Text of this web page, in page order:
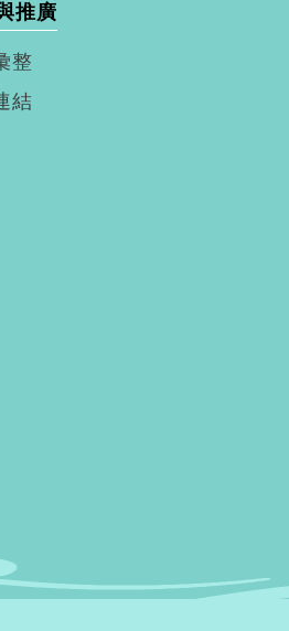
推廣
整
結